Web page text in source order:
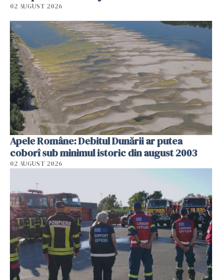
02 AUGUST 2026
Apele Române: Debitul Dunării ar putea
coborî sub minimul istoric din august 2003
02 AUGUST 2026